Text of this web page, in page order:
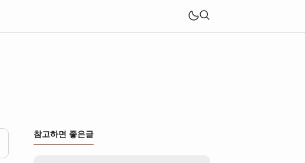
참고하면 좋은글